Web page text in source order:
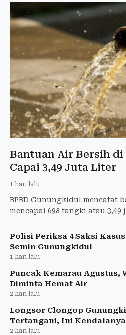
Bantuan Air Bersih
Capai 3,49 Juta Liter
1 hari lalu
BPBD Gunungkidul mencatat
mencapai 698 tangki atau
berakhir.
Polisi Periksa 4 Saksi
Semin Gunungkidul
1 hari lalu
Puncak Kemarau Agustus,
Diminta Hemat Air
2 hari lalu
Longsor Clongop
Tertangani, Ini Kendalanya
2 hari lalu